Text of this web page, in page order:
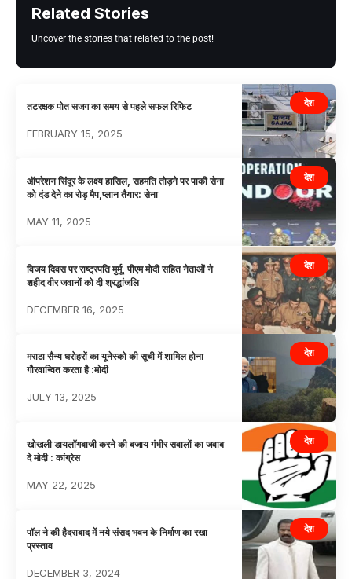
Related Stories
Uncover the stories that related to the post!
देश
तटरक्षक पोत सजग का समय से पहले सफल रिफिट
FEBRUARY 15, 2025
देश
ऑपरेशन सिंदूर के लक्ष्य हासिल, सहमति तोड़ने पर पाकी सेना
को दंड देने का रोड़ मैप,प्लान तैयार: सेना
MAY 11, 2025
देश
विजय दिवस पर राष्ट्रपति मुर्मू, पीएम मोदी सहित नेताओं ने
शहीद वीर जवानों को दी श्रद्धांजलि
DECEMBER 16, 2025
देश
मराठा सैन्य धरोहरों का यूनेस्को की सूची में शामिल होना
गौरवान्वित करता है :मोदी
JULY 13, 2025
देश
खोखली डायलॉगबाजी करने की बजाय गंभीर सवालों का जवाब
दे मोदी : कांग्रेस
MAY 22, 2025
देश
पॉल ने की हैदराबाद में नये संसद भवन के निर्माण का रखा
प्रस्ताव
DECEMBER 3, 2024